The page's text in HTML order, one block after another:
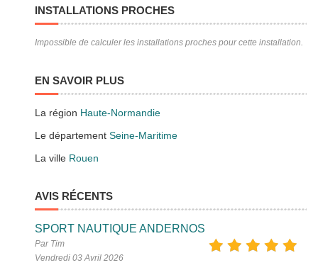
INSTALLATIONS PROCHES
Impossible de calculer les installations proches pour cette installation.
EN SAVOIR PLUS
La région Haute-Normandie
Le départementSeine-Maritime
La ville Rouen
AVIS RÉCENTS
SPORT NAUTIQUE ANDERNOS
Par Tim
Vendredi 03 Avril 2026